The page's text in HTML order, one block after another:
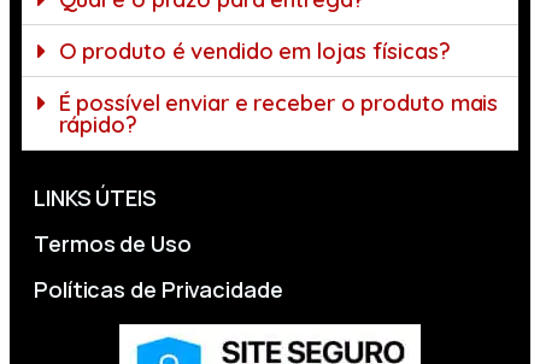
O produto é vendido em lojas físicas?
É possível enviar e receber o produto mais
rápido?
LINKS ÚTEIS
Termos de Uso
Políticas de Privacidade